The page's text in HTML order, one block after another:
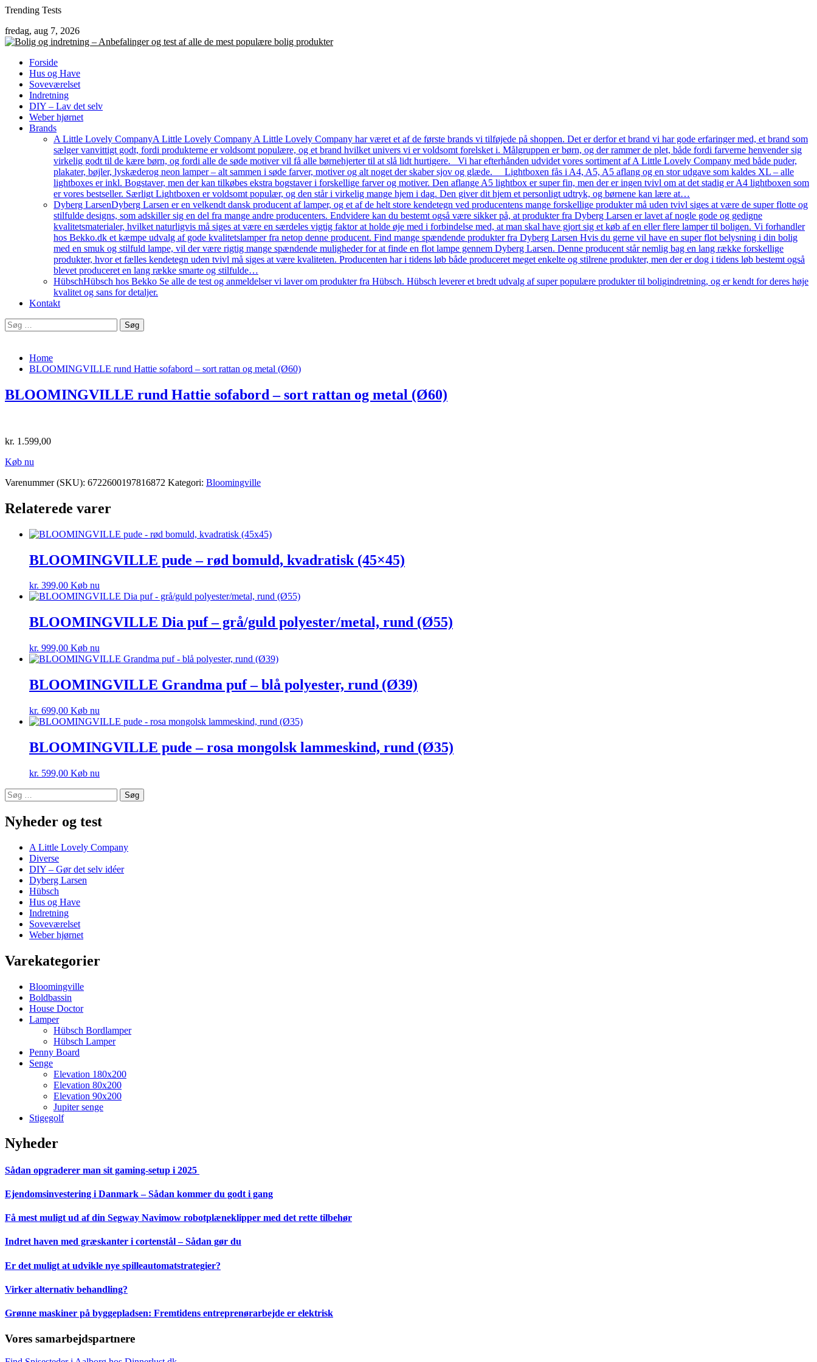
Skip
content
Trending Tests
fredag, aug 7, 2026
Forside
Hus og Have
Soveværelset
Indretning
DIY – Lav det selv
Weber hjørnet
Brands
A Little Lovely CompanyA Little Lovely Company A Little Lovely Company har været et af de første brands vi tilføjede på shoppen. Det er derfor et brand vi har gode erfaringer med, et brand som
sælger vanvittigt godt, fordi produkterne er voldsomt populære, og et brand hvilket univers vi er voldsomt forelsket i. Målgruppen er børn, og der rammer de plet, både fordi farverne henvender sig
virkelig godt til de kære børn, og fordi alle de søde motiver vil få alle børnehjerter til at slå lidt hurtigere. Vi har efterhånden udvidet vores sortiment af A Little Lovely Company med både puder,
plakater, bøjler, lyskæderog neon lamper – alt sammen i søde farver, motiver og alt noget der skaber sjov og glæde. Lightboxen fås i A4, A5, A5 aflang og en stor udgave som kaldes XL – alle
lightboxes er inkl. Bogstaver, men der kan tilkøbes ekstra bogstaver i forskellige farver og motiver. Den aflange A5 lightbox er super fin, men der er ingen tvivl om at det stadig er A4 lightboxen som
er vores bestseller. Særligt Lightboxen er voldsomt populær, og den står i virkelig mange hjem i dag. Den giver dit hjem et personligt udtryk, og børnene kan lære at…
Dyberg LarsenDyberg Larsen er en velkendt dansk producent af lamper, og et af de helt store kendetegn ved producentens mange forskellige produkter må uden tvivl siges at være de super flotte og
stilfulde designs, som adskiller sig en del fra mange andre producenters. Endvidere kan du bestemt også være sikker på, at produkter fra Dyberg Larsen er lavet af nogle gode og gedigne
kvalitetsmaterialer, hvilket naturligvis må siges at være en særdeles vigtig faktor at holde øje med i forbindelse med, at man skal have gjort sig et køb af en eller flere lamper til boligen. Vi forhandler
hos Bekko.dk et kæmpe udvalg af gode kvalitetslamper fra netop denne producent. Find mange spændende produkter fra Dyberg Larsen Hvis du gerne vil have en super flot belysning i din bolig
med en smuk og stilfuld lampe, vil der være rigtig mange spændende muligheder for at finde en flot lampe gennem Dyberg Larsen. Denne producent står nemlig bag en lang række forskellige
produkter, hvor et fælles kendetegn uden tvivl må siges at være kvaliteten. Producenten har i tidens løb både produceret meget enkelte og stilrene produkter, men der er dog i tidens løb bestemt også
blevet produceret en lang række smarte og stilfulde…
HübschHübsch hos Bekko Se alle de test og anmeldelser vi laver om produkter fra Hübsch. Hübsch leverer et bredt udvalg af super populære produkter til boligindretning, og er kendt for deres høje
kvalitet og sans for detaljer.
Kontakt
Søg
efter:
Home
BLOOMINGVILLE rund Hattie sofabord – sort rattan og metal (Ø60)
BLOOMINGVILLE rund Hattie sofabord – sort rattan og metal (Ø60)
kr. 1.599,00
Køb nu
Varenummer (SKU): 6722600197816872 Kategori: Bloomingville
Relaterede varer
BLOOMINGVILLE pude – rød bomuld, kvadratisk (45×45)
kr. 399,00 Køb nu
BLOOMINGVILLE Dia puf – grå/guld polyester/metal, rund (Ø55)
kr. 999,00 Køb nu
BLOOMINGVILLE Grandma puf – blå polyester, rund (Ø39)
kr. 699,00 Køb nu
BLOOMINGVILLE pude – rosa mongolsk lammeskind, rund (Ø35)
kr. 599,00 Køb nu
Søg
efter:
Nyheder og test
A Little Lovely Company
Diverse
DIY – Gør det selv idéer
Dyberg Larsen
Hübsch
Hus og Have
Indretning
Soveværelset
Weber hjørnet
Varekategorier
Bloomingville
Boldbassin
House Doctor
Lamper
Hübsch Bordlamper
Hübsch Lamper
Penny Board
Senge
Elevation 180x200
Elevation 80x200
Elevation 90x200
Jupiter senge
Stigegolf
Nyheder
Sådan opgraderer man sit gaming-setup i 2025
Ejendomsinvestering i Danmark – Sådan kommer du godt i gang
Få mest muligt ud af din Segway Navimow robotplæneklipper med det rette tilbehør
Indret haven med græskanter i cortenstål – Sådan gør du
Er det muligt at udvikle nye spilleautomatstrategier?
Virker alternativ behandling?
Grønne maskiner på byggepladsen: Fremtidens entreprenørarbejde er elektrisk
Vores samarbejdspartnere